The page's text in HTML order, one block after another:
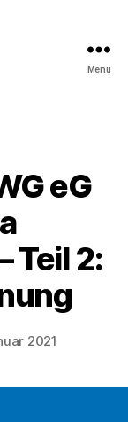
Menü
eG
Teil 2:
2021